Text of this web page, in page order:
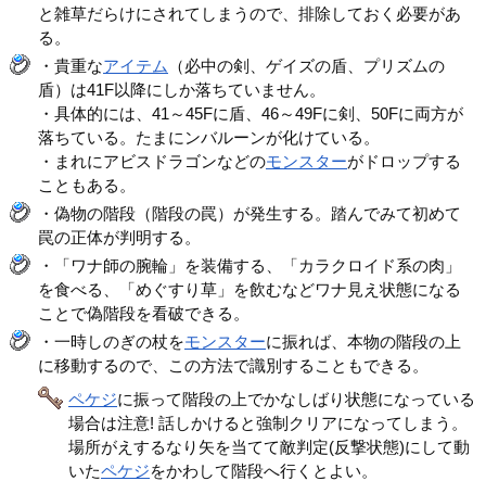
と雑草だらけにされてしまうので、排除しておく必要があ
る。
・貴重なアイテム
（必中の剣、ゲイズの盾、プリズムの
盾）は41F以降にしか落ちていません。
・具体的には、41～45Fに盾、46～49Fに剣、50Fに両方が
落ちている。たまにンバルーンが化けている。
・まれにアビスドラゴンなどのモンスターがドロップする
こともある。
・偽物の階段（階段の罠）が発生する。踏んでみて初めて
罠の正体が判明する。
・「ワナ師の腕輪」を装備する、「カラクロイド系の肉」
を食べる、「めぐすり草」を飲むなどワナ見え状態になる
ことで偽階段を看破できる。
・一時しのぎの杖をモンスターに振れば、本物の階段の上
に移動するので、この方法で識別することもできる。
ペケジに振って階段の上でかなしばり状態になっている
場合は注意! 話しかけると強制クリアになってしまう。
場所がえするなり矢を当てて敵判定(反撃状態)にして動
いたペケジをかわして階段へ行くとよい。